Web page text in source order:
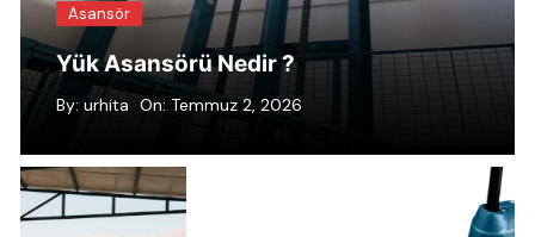
Asansör
Yük Asansörü Nedir ?
By: urhita On:Temmuz 2, 2026